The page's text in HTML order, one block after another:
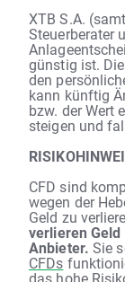
XTB S.A.
Steuerberater
günstig ist.
den
kann künftig
bzw. der Wert
steigen und
CFD sind
wegen der
Geld zu
verlieren Geld
Anbieter. Sie
CFDs
das hohe